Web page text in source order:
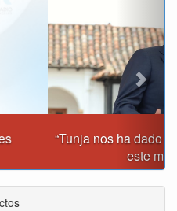
y no podemos fallarle en